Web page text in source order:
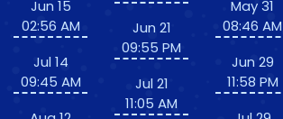
Jun 15
02:56 AM
Jul 14
09:45 AM
Jun 21
09:55 PM
Jul 21
11:05 AM
May 31
08:46 AM
Jun 29
11:58 PM